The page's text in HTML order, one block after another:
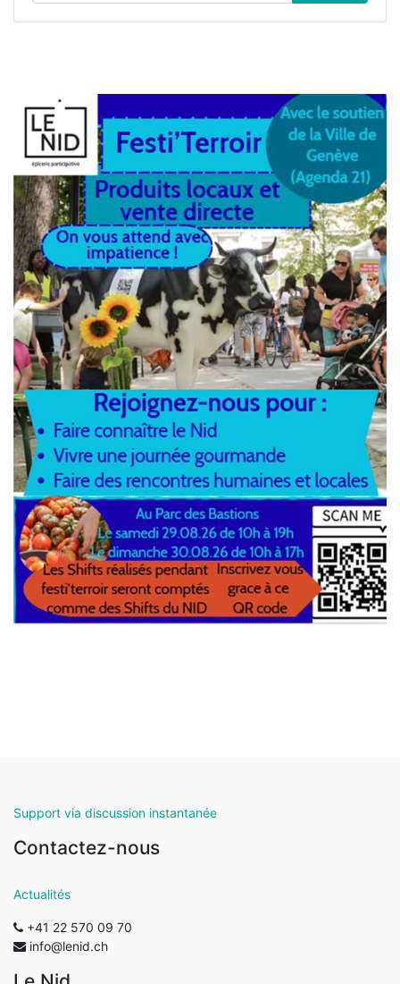
Support via discussion instantanée
Contactez-nous
Actualités
+41 22 570 09 70
info@lenid.ch